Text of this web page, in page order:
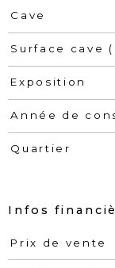
Cave
Surface cave
Exposition
Année de
Quartier
Infos
Caractéristiques Valeurs
Prix de vente